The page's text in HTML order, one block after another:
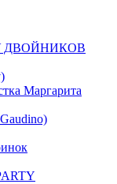
ДВОЙНИКОВ
Маргарита